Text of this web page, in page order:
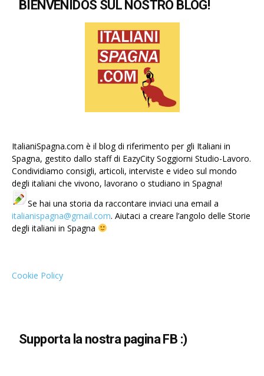
BIENVENIDOS SUL NOSTRO BLOG!
ItalianiSpagna.com è il blog di riferimento per gli Italiani in
Spagna, gestito dallo staff di EazyCity Soggiorni Studio-Lavoro.
Condividiamo consigli, articoli, interviste e video sul mondo
degli italiani che vivono, lavorano o studiano in Spagna!
Se hai una storia da raccontare inviaci una email a
italianispagna@gmail.com. Aiutaci a creare l’angolo delle Storie
degli italiani in Spagna
Cookie Policy
Supporta la nostra pagina FB :)